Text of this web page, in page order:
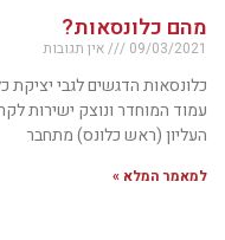
מהם כלונסאות?
09/03/2021 אין תגובות
כלונסאות הדגשים לגבי יציקת
עמוד המוחדר ונוצק ישירות
העליון (ראש כלונס) מתחבר
למאמר המלא »